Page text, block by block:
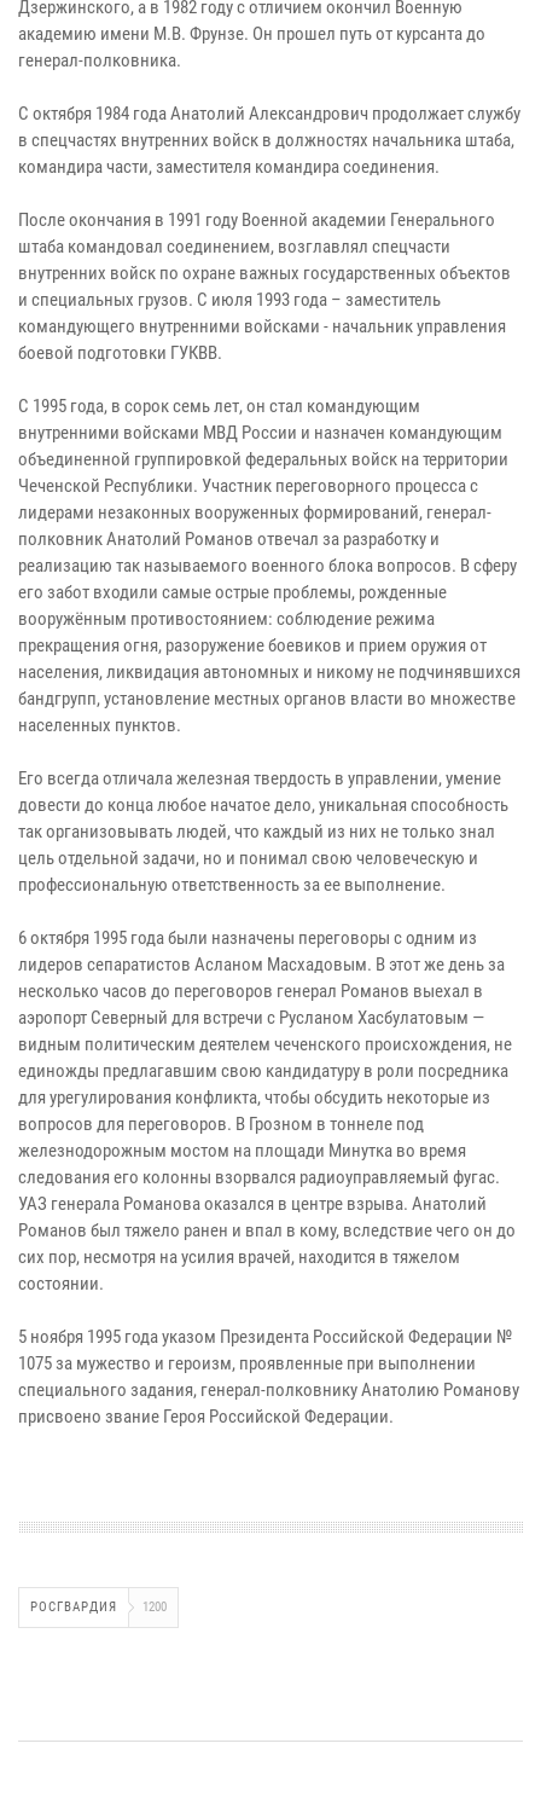
Дзержинского, а в 1982 году с отличием окончил Военную
академию имени М.В. Фрунзе. Он прошел путь от курсанта до
генерал-полковника.
С октября 1984 года Анатолий Александрович продолжает службу
в спецчастях внутренних войск в должностях начальника штаба,
командира части, заместителя командира соединения.
После окончания в 1991 году Военной академии Генерального
штаба командовал соединением, возглавлял спецчасти
внутренних войск по охране важных государственных объектов
и специальных грузов. С июля 1993 года – заместитель
командующего внутренними войсками - начальник управления
боевой подготовки ГУКВВ.
С 1995 года, в сорок семь лет, он стал командующим
внутренними войсками МВД России и назначен командующим
объединенной группировкой федеральных войск на территории
Чеченской Республики. Участник переговорного процесса с
лидерами незаконных вооруженных формирований, генерал-
полковник Анатолий Романов отвечал за разработку и
реализацию так называемого военного блока вопросов. В сферу
его забот входили самые острые проблемы, рожденные
вооружённым противостоянием: соблюдение режима
прекращения огня, разоружение боевиков и прием оружия от
населения, ликвидация автономных и никому не подчинявшихся
бандгрупп, установление местных органов власти во множестве
населенных пунктов.
Его всегда отличала железная твердость в управлении, умение
довести до конца любое начатое дело, уникальная способность
так организовывать людей, что каждый из них не только знал
цель отдельной задачи, но и понимал свою человеческую и
профессиональную ответственность за ее выполнение.
6 октября 1995 года были назначены переговоры с одним из
лидеров сепаратистов Асланом Масхадовым. В этот же день за
несколько часов до переговоров генерал Романов выехал в
аэропорт Северный для встречи с Русланом Хасбулатовым —
видным политическим деятелем чеченского происхождения, не
единожды предлагавшим свою кандидатуру в роли посредника
для урегулирования конфликта, чтобы обсудить некоторые из
вопросов для переговоров. В Грозном в тоннеле под
железнодорожным мостом на площади Минутка во время
следования его колонны взорвался радиоуправляемый фугас.
УАЗ генерала Романова оказался в центре взрыва. Анатолий
Романов был тяжело ранен и впал в кому, вследствие чего он до
сих пор, несмотря на усилия врачей, находится в тяжелом
состоянии.
5 ноября 1995 года указом Президента Российской Федерации №
1075 за мужество и героизм, проявленные при выполнении
специального задания, генерал-полковнику Анатолию Романову
присвоено звание Героя Российской Федерации.
РОСГВАРДИЯ 1200